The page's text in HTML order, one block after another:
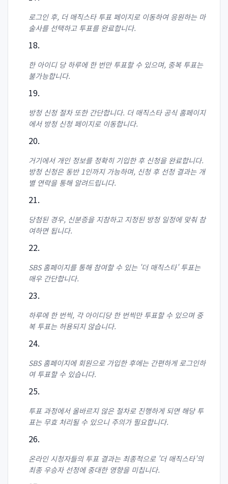
로그인 후, 더 매직스타 투표 페이지로 이동하여 응원하는 마
술사를 선택하고 투표를 완료합니다.
한 아이디 당 하루에 한 번만 투표할 수 있으며, 중복 투표는
불가능합니다.
방청 신청 절차 또한 간단합니다. 더 매직스타 공식 홈페이지
에서 방청 신청 페이지로 이동합니다.
거기에서 개인 정보를 정확히 기입한 후 신청을 완료합니다.
방청 신청은 동반 1인까지 가능하며, 신청 후 선정 결과는 개
별 연락을 통해 알려드립니다.
당첨된 경우, 신분증을 지참하고 지정된 방청 일정에 맞춰 참
여하면 됩니다.
SBS 홈페이지를 통해 참여할 수 있는 '더 매직스타' 투표는
매우 간단합니다.
하루에 한 번씩, 각 아이디당 한 번씩만 투표할 수 있으며 중
복 투표는 허용되지 않습니다.
SBS 홈페이지에 회원으로 가입한 후에는 간편하게 로그인하
여 투표할 수 있습니다.
투표 과정에서 올바르지 않은 절차로 진행하게 되면 해당 투
표는 무효 처리될 수 있으니 주의가 필요합니다.
온라인 시청자들의 투표 결과는 최종적으로 '더 매직스타'의
최종 우승자 선정에 중대한 영향을 미칩니다.